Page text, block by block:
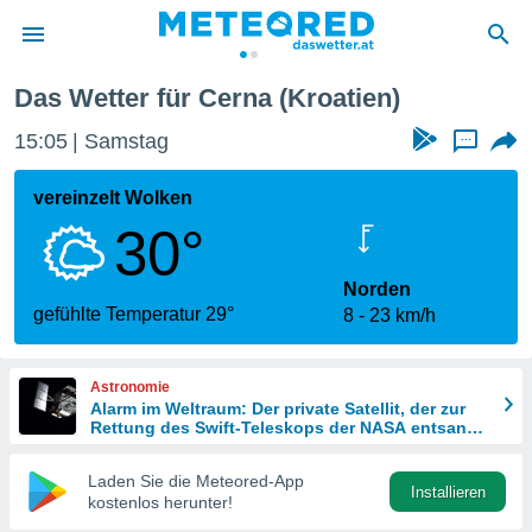
wurde
dass
sind.
diese
Das Wetter für Cerna (Kroatien)
15:05 Samstag ...
vereinzelt Wolken
30°
gefühlte Temperatur 29°
Norden
8
23 km/h
Astronomie
Alarm im Weltraum: Der private Satellit, der zur
Rettung des Swift-Teleskops der NASA entsandt
Laden Sie die Meteored-App
kostenlos herunter!
Installieren